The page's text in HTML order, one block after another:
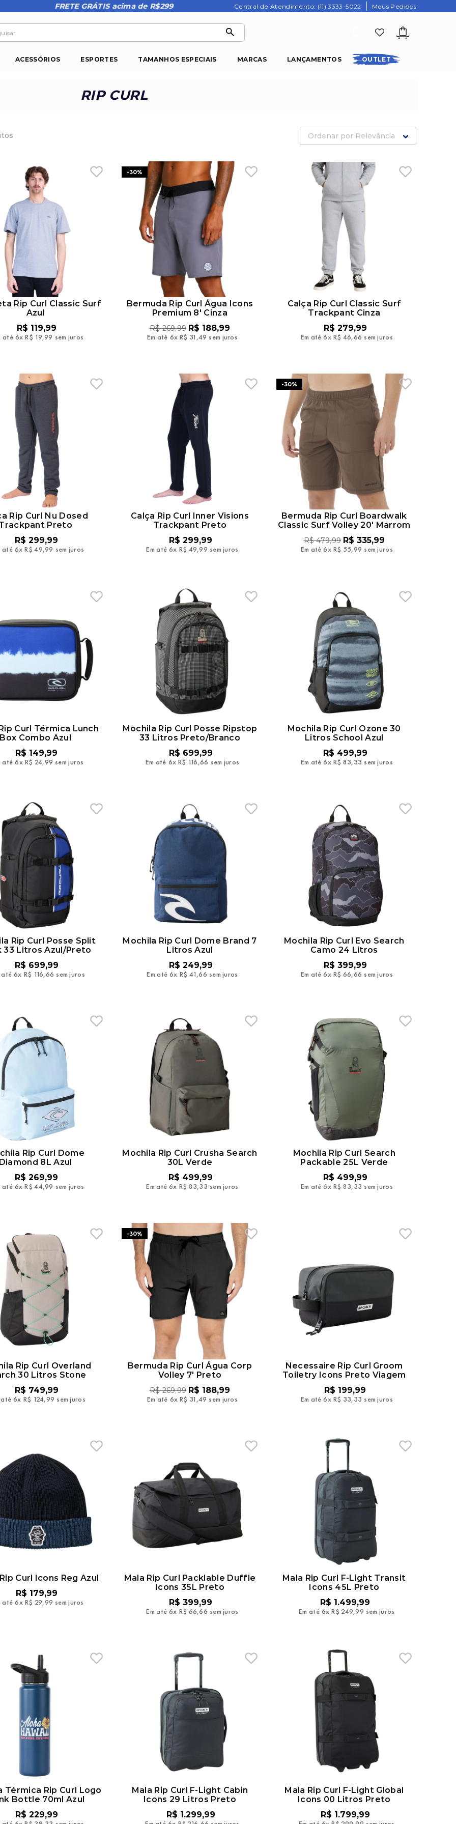
FRETE GRÁTIS acima de R$299 Central de Atendimento: (11) 3333-5022 Meus Pedidos
ACESSÓRIOS ESPORTES TAMANHOS ESPECIAIS MARCAS LANÇAMENTOS OUTLET
RIP CURL
Ordenar por Relevância
Rip Curl Classic Surf
Azul
R$ 119,99
até 6x R$ 19,99 sem juros
-30%
Bermuda Rip Curl Água Icons
Premium 8' Cinza
R$ 269,99 R$ 188,99
Em até 6x R$ 31 ,49 sem juros
Calça Rip Curl Classic Surf
Trackpant Cinza
R$ 279,99
Em até 6x R$ 46,66 sem juros
Rip Curl Nu Dosed
Preto
R$ 299,99
até 6x R$ 49,99 sem juros
Calça Rip Curl Inner Visions
Trackpant Preto
R$ 299,99
Em até 6x R$ 49,99 sem juros
-30%
Bermuda Rip Curl Boardwalk
Classic Surf Volley 20' Marrom
R$ 479,99 R$ 335,99
Em até 6x R$ 55,99 sem juros
Curl Térmica Lunch
Box Combo Azul
R$ 149,99
até 6x R$ 24,99 sem juros
Mochila Rip Curl Posse Ripstop
33 Litros Preto/Branco
R$ 699,99
Em até 6x R$ 116,66 sem juros
Mochila Rip Curl Ozone 30
Litros School Azul
R$ 499,99
Em até 6x R$ 83,33 sem juros
Rip Curl Posse Split
33 Litros Azul/Preto
R$ 699,99
até 6x R$ 116,66 sem juros
Mochila Rip Curl Dome Brand 7
Litros Azul
R$ 249,99
Em até 6x R$ 41,66 sem juros
Mochila Rip Curl Evo Search
Camo 24 Litros
R$ 399,99
Em até 6x R$ 66,66 sem juros
Rip Curl Dome
Diamond 8L Azul
R$ 269,99
até 6x R$ 44,99 sem juros
Mochila Rip Curl Crusha Search
30L Verde
R$ 499,99
Em até 6x R$ 83,33 sem juros
Mochila Rip Curl Search
Packable 25L Verde
R$ 499,99
Em até 6x R$ 83,33 sem juros
Rip Curl Overland
30 Litros Stone
R$ 749,99
até 6x R$ 124,99 sem juros
-30%
Bermuda Rip Curl Água Corp
Volley 7' Preto
R$ 269,99 R$ 188,99
Em até 6x R$ 31 ,49 sem juros
Necessaire Rip Curl Groom
Toiletry Icons Preto Viagem
R$ 199,99
Em até 6x R$ 33,33 sem juros
Curl Icons Reg Azul
R$ 179,99
até 6x R$ 29,99 sem juros
Mala Rip Curl Packlable Duffle
Icons 35L Preto
R$ 399,99
Em até 6x R$ 66,66 sem juros
Mala Rip Curl F-Light Transit
Icons 45L Preto
R$ 1.499,99
Em até 6x R$ 249,99 sem juros
Térmica Rip Curl Logo
Bottle 70ml Azul
R$ 229,99
Mala Rip Curl F‑Light Cabin
Icons 29 Litros Preto
R$ 1 .299,99
Mala Rip Curl F‑Light Global
Icons 00 Litros Preto
R$ 1 .799,99